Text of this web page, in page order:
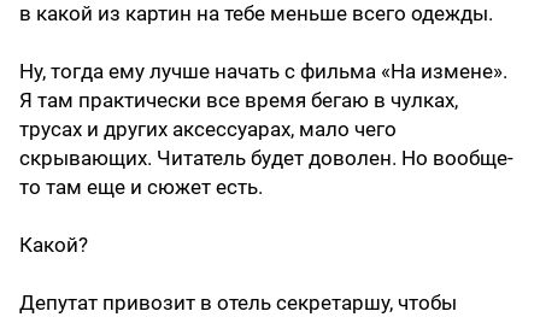
в какой из картин на тебе меньше всего одежды.
Ну, тогда ему лучше начать с фильма «На измене».
Я там практически все время бегаю в чулках,
трусах и других аксессуарах, мало чего
скрывающих. Читатель будет доволен. Но вообще-
то там еще и сюжет есть.
Какой?
Депутат привозит в отель секретаршу, чтобы